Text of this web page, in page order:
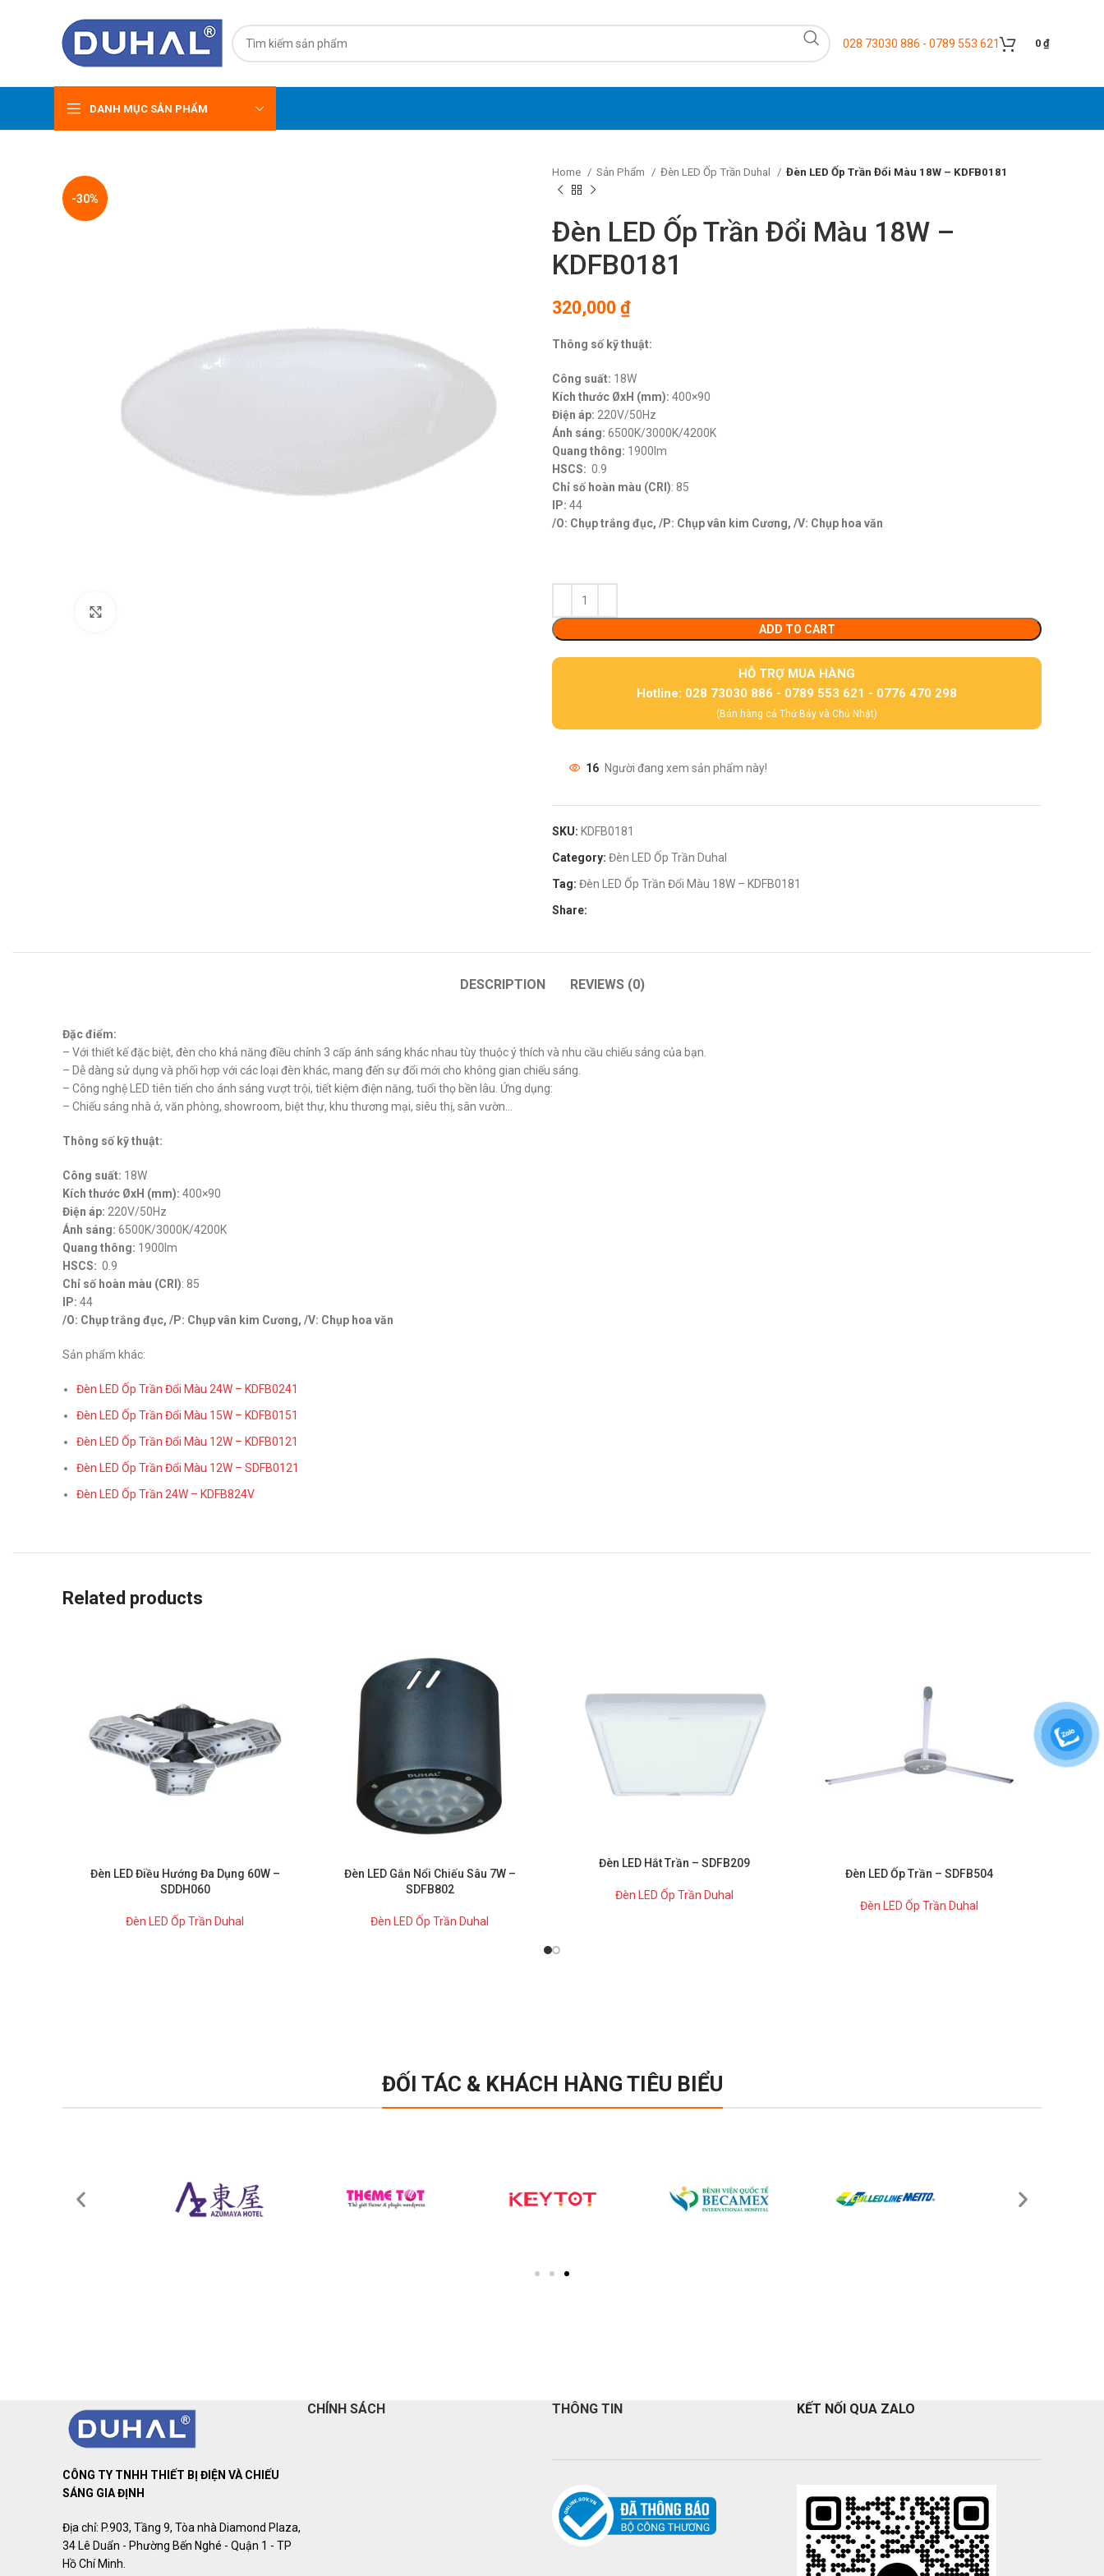
028 73030 886 - 0789 553 621 0 ₫
DANH MỤC SẢN PHẨM
-30%
Home Sản Phẩm Đèn LED Ốp Trần Duhal Đèn LED Ốp Trần Đổi Màu 18W – KDFB0181
Đèn LED Ốp Trần Đổi Màu 18W –
KDFB0181
320,000 ₫
Thông số kỹ thuật:
Công suất: 18W
Kích thước ØxH (mm): 400×90
Điện áp: 220V/50Hz
Ánh sáng: 6500K/3000K/4200K
Quang thông: 1900lm
HSCS: 0.9
Chỉ số hoàn màu (CRI): 85
IP: 44
/O: Chụp trắng đục, /P: Chụp vân kim Cương, /V: Chụp hoa văn
ADD TO CART
HỖ TRỢ MUA HÀNG
Hotline: 028 73030 886 - 0789 553 621 - 0776 470 298
(Bán hàng cả Thứ Bảy và Chủ Nhật)
16 Người đang xem sản phẩm này!
SKU: KDFB0181
Category: Đèn LED Ốp Trần Duhal
Tag: Đèn LED Ốp Trần Đổi Màu 18W – KDFB0181
Share:
DESCRIPTION REVIEWS (0)
Đặc điểm:
– Với thiết kế đặc biệt, đèn cho khả năng điều chỉnh 3 cấp ánh sáng khác nhau tùy thuộc ý thích và nhu cầu chiếu sáng của bạn.
– Dễ dàng sử dụng và phối hợp với các loại đèn khác, mang đến sự đổi mới cho không gian chiếu sáng.
– Công nghệ LED tiên tiến cho ánh sáng vượt trội, tiết kiệm điện năng, tuổi thọ bền lâu. Ứng dụng:
– Chiếu sáng nhà ở, văn phòng, showroom, biệt thự, khu thương mại, siêu thị, sân vườn…
Thông số kỹ thuật:
Công suất: 18W
Kích thước ØxH (mm): 400×90
Điện áp: 220V/50Hz
Ánh sáng: 6500K/3000K/4200K
Quang thông: 1900lm
HSCS: 0.9
Chỉ số hoàn màu (CRI): 85
IP: 44
/O: Chụp trắng đục, /P: Chụp vân kim Cương, /V: Chụp hoa văn
Sản phẩm khác:
Đèn LED Ốp Trần Đổi Màu 24W – KDFB0241
Đèn LED Ốp Trần Đổi Màu 15W – KDFB0151
Đèn LED Ốp Trần Đổi Màu 12W – KDFB0121
Đèn LED Ốp Trần Đổi Màu 12W – SDFB0121
Đèn LED Ốp Trần 24W – KDFB824V
Related products
Đèn LED Điều Hướng Đa Dụng 60W –
SDDH060
Đèn LED Ốp Trần Duhal
Đèn LED Gắn Nổi Chiếu Sâu 7W –
SDFB802
Đèn LED Ốp Trần Duhal
Đèn LED Hắt Trần – SDFB209
Đèn LED Ốp Trần Duhal
Đèn LED Ốp Trần – SDFB504
Đèn LED Ốp Trần Duhal
ĐỐI TÁC & KHÁCH HÀNG TIÊU BIỂU
CÔNG TY TNHH THIẾT BỊ ĐIỆN VÀ CHIẾU
SÁNG GIA ĐỊNH
Địa chỉ: P.903, Tầng 9, Tòa nhà Diamond Plaza,
34 Lê Duẩn - Phường Bến Nghé - Quận 1 - TP
Hồ Chí Minh.
CHÍNH SÁCH THÔNG TIN KẾT NỐI QUA ZALO